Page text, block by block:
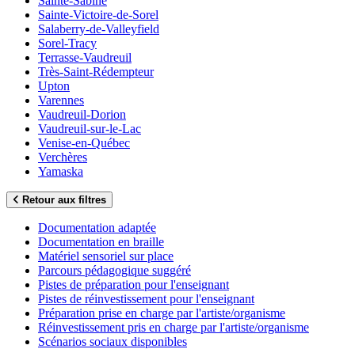
Sainte-Victoire-de-Sorel
Salaberry-de-Valleyfield
Sorel-Tracy
Terrasse-Vaudreuil
Très-Saint-Rédempteur
Upton
Varennes
Vaudreuil-Dorion
Vaudreuil-sur-le-Lac
Venise-en-Québec
Verchères
Yamaska
Retour aux filtres
Documentation adaptée
Documentation en braille
Matériel sensoriel sur place
Parcours pédagogique suggéré
Pistes de préparation pour l'enseignant
Pistes de réinvestissement pour l'enseignant
Préparation prise en charge par l'artiste/organisme
Réinvestissement pris en charge par l'artiste/organisme
Scénarios sociaux disponibles